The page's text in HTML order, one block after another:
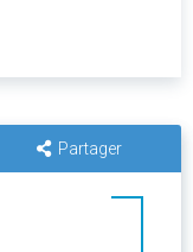
Partager